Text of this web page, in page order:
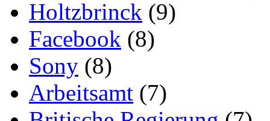
Holtzbrinck (9)
Facebook (8)
Sony (8)
Arbeitsamt (7)